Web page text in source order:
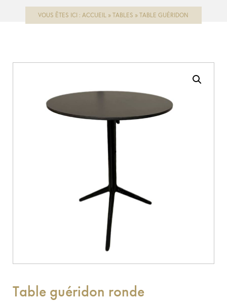
VOUS ÊTES ICI : ACCUEIL » TABLES » TABLE GUÉRIDON
Table guéridon ronde